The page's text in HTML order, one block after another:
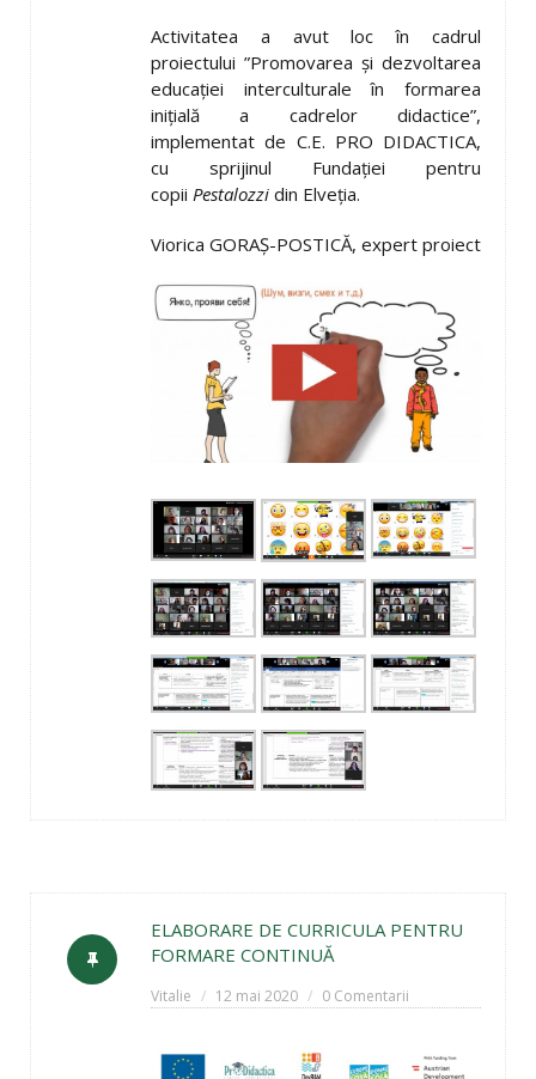
Activitatea a avut loc în cadrul
proiectului ”Promovarea și dezvoltarea
educației interculturale în formarea
inițială a cadrelor didactice”,
implementat de C.E. PRO DIDACTICA,
cu sprijinul Fundației pentru
copii Pestalozzi din Elveția.
Viorica GORAȘ-POSTICĂ, expert proiect
ELABORARE DE CURRICULA PENTRU
FORMARE CONTINUĂ
Vitalie 12 mai 2020 0 Comentarii